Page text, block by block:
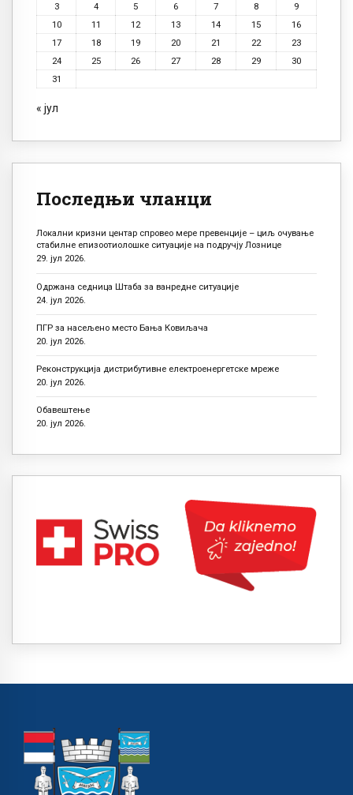
3
4 5 6 7 8
9
10
11 12 13 14 15
16
17
18 19 20 21 22
23
24
25 26 27 28 29
30
31
« јул
Последњи чланци
Локални кризни центар спровео мере превенције – циљ очување
стабилне епизоотиолошке ситуације на подручју Лознице
29. јул 2026.
Одржана седница Штаба за ванредне ситуације
24. јул 2026.
ПГР за насељено место Бања Ковиљача
20. јул 2026.
Реконструкција дистрибутивне електроенергетске мреже
20. јул 2026.
Обавештење
20. јул 2026.